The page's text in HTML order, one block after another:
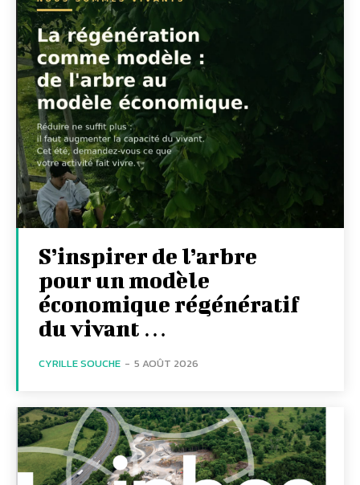
S’inspirer de l’arbre
pour un modèle
économique régénératif
du vivant …
CYRILLE SOUCHE - 5 AOÛT 2026